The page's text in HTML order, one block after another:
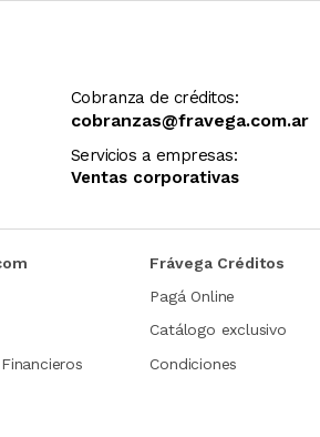
Cobranza de créditos:
cobranzas@fravega.com.ar
Servicios a empresas:
Ventas corporativas
Frávega Créditos
Pagá Online
Catálogo exclusivo
Condiciones